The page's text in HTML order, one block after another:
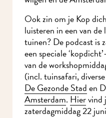
Ook zin om je Kop
luisteren in een van
tuinen? De podcast is
een speciale
van de
(incl. tuinsafari,
De Gezonde Staden
Amsterdam. Hiervind
zaterdagmiddag 22